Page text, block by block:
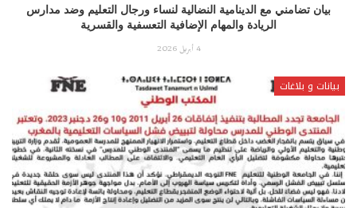
بيان تضامني مع الدينامية النضالية لنساء ورجال التعليم وضد مدارس
الريادة والمهام الإضافية التعسفية والقسرية
4 أبريل 2026
بيانات و بلاغات